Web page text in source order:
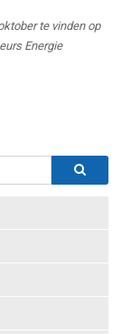
te vinden op
Energie